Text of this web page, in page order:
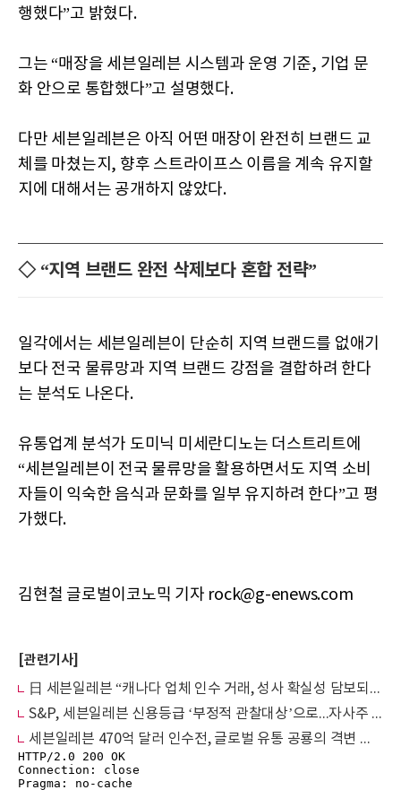
행했다”고 밝혔다.
그는 “매장을 세븐일레븐 시스템과 운영 기준, 기업 문
화 안으로 통합했다”고 설명했다.
다만 세븐일레븐은 아직 어떤 매장이 완전히 브랜드 교
체를 마쳤는지, 향후 스트라이프스 이름을 계속 유지할
지에 대해서는 공개하지 않았다.
◇ “지역 브랜드 완전 삭제보다 혼합 전략”
일각에서는 세븐일레븐이 단순히 지역 브랜드를 없애기
보다 전국 물류망과 지역 브랜드 강점을 결합하려 한다
는 분석도 나온다.
유통업계 분석가 도미닉 미세란디노는 더스트리트에
“세븐일레븐이 전국 물류망을 활용하면서도 지역 소비
자들이 익숙한 음식과 문화를 일부 유지하려 한다”고 평
가했다.
김현철 글로벌이코노믹 기자 rock@g-enews.com
[관련기사]
日 세븐일레븐 “캐나다 업체 인수 거래, 성사 확실성 담보되지 않아”
S&P, 세븐일레븐 신용등급 ‘부정적 관찰대상’으로...자사주 매입 발표 영향
세븐일레븐 470억 달러 인수전, 글로벌 유통 공룡의 격변 예고